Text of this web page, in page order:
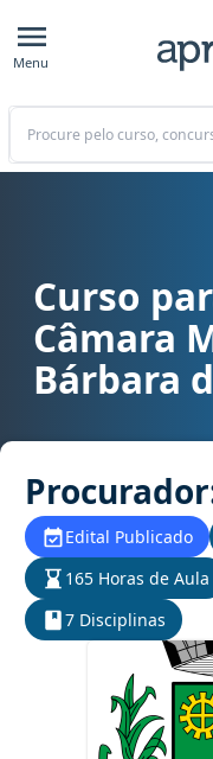
Menu
Buscar
Curso para concurso
Curso
Câmara
Bárbara
Edital Publicado
165 Horas de Aula
7 Disciplinas